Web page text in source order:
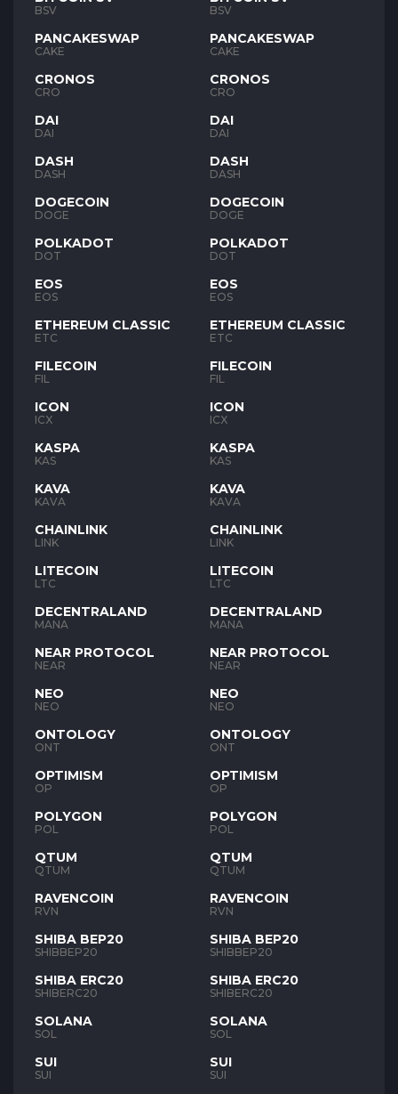
BSV
PANCAKESWAP
CAKE
CRONOS
CRO
DAI
DAI
DASH
DASH
DOGECOIN
DOGE
POLKADOT
DOT
EOS
EOS
ETHEREUM CLASSIC
ETC
FILECOIN
FIL
ICON
ICX
KASPA
KAS
KAVA
KAVA
CHAINLINK
LINK
LITECOIN
LTC
DECENTRALAND
MANA
NEAR PROTOCOL
NEAR
NEO
NEO
ONTOLOGY
ONT
OPTIMISM
OP
POLYGON
POL
QTUM
QTUM
RAVENCOIN
RVN
SHIBA BEP20
SHIBBEP20
SHIBA ERC20
SHIBERC20
SOLANA
SOL
SUI
SUI
BSV
PANCAKESWAP
CAKE
CRONOS
CRO
DAI
DAI
DASH
DASH
DOGECOIN
DOGE
POLKADOT
DOT
EOS
EOS
ETHEREUM CLASSIC
ETC
FILECOIN
FIL
ICON
ICX
KASPA
KAS
KAVA
KAVA
CHAINLINK
LINK
LITECOIN
LTC
DECENTRALAND
MANA
NEAR PROTOCOL
NEAR
NEO
NEO
ONTOLOGY
ONT
OPTIMISM
OP
POLYGON
POL
QTUM
QTUM
RAVENCOIN
RVN
SHIBA BEP20
SHIBBEP20
SHIBA ERC20
SHIBERC20
SOLANA
SOL
SUI
SUI